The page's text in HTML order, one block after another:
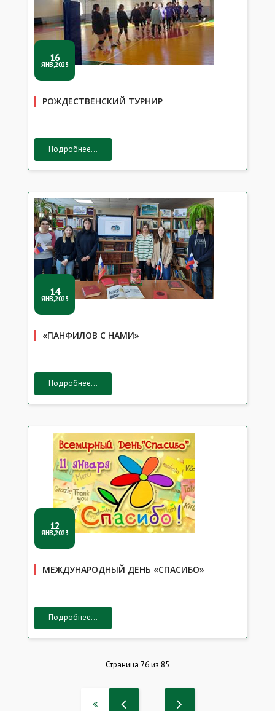
16
ЯНВ,2023
РОЖДЕСТВЕНСКИЙ ТУРНИР
Подробнее...
14
ЯНВ,2023
«ПАНФИЛОВ С НАМИ»
Подробнее...
12
ЯНВ,2023
МЕЖДУНАРОДНЫЙ ДЕНЬ «СПАСИБО»
Подробнее...
Страница 76 из 85